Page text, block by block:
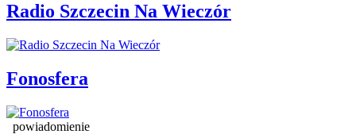
Radio Szczecin Na Wieczór
Fonosfera
powiadomienie